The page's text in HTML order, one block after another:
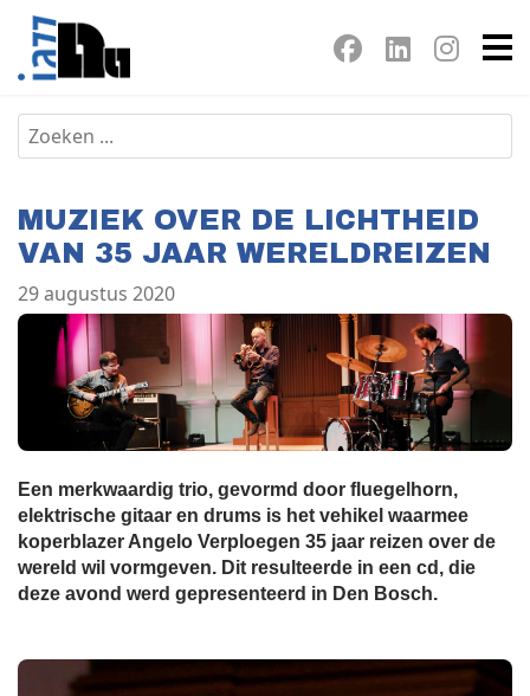
MUZIEK OVER DE LICHTHEID
VAN 35 JAAR WERELDREIZEN
29 augustus 2020
Een merkwaardig trio, gevormd door fluegelhorn,
elektrische gitaar en drums is het vehikel waarmee
koperblazer Angelo Verploegen 35 jaar reizen over de
wereld wil vormgeven. Dit resulteerde in een cd, die
deze avond werd gepresenteerd in Den Bosch.